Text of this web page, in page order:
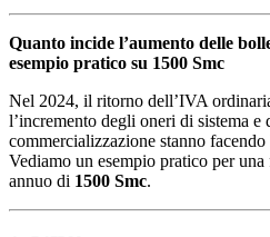
Quanto incide l’aumento delle
esempio pratico su 1500 Smc
Nel 2024, il ritorno dell’IVA
l’incremento degli oneri di sistema e
commercializzazione stanno
Vediamo un esempio pratico per
annuo di 1500 Smc.